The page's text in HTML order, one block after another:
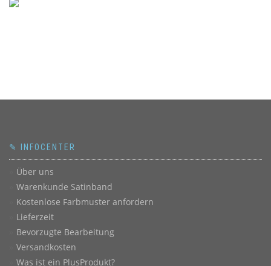
✎ INFOCENTER
Über uns
Warenkunde Satinband
Kostenlose Farbmuster anfordern
Lieferzeit
Bevorzugte Bearbeitung
Versandkosten
Was ist ein PlusProdukt?